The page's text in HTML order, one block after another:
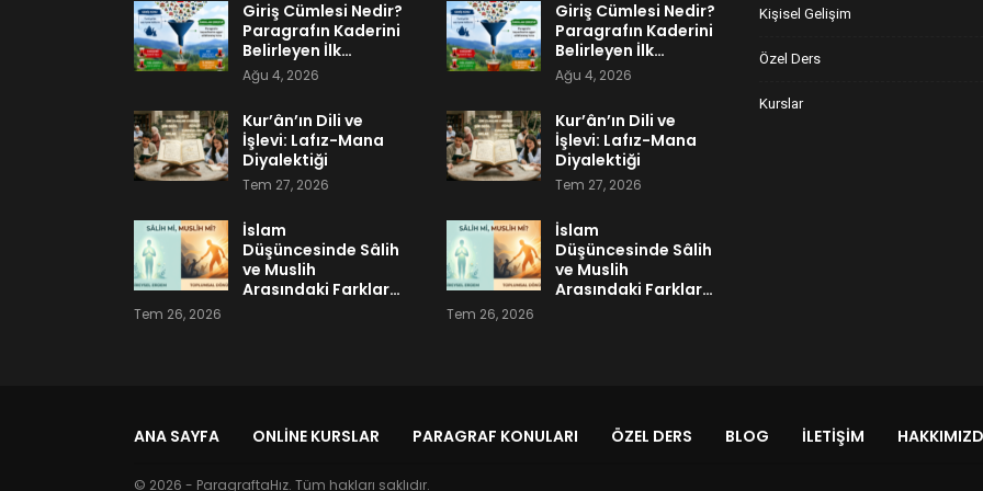
Giriş Cümlesi Nedir?
Paragrafın Kaderini
Belirleyen İlk…
Ağu 4, 2026
Kur’ân’ın Dili ve
İşlevi: Lafız-Mana
Diyalektiği
Tem 27, 2026
İslam
Düşüncesinde Sâlih
ve Muslih
Arasındaki Farklar…
Tem 26, 2026
Giriş Cümlesi Nedir?
Paragrafın Kaderini
Belirleyen İlk…
Ağu 4, 2026
Kur’ân’ın Dili ve
İşlevi: Lafız-Mana
Diyalektiği
Tem 27, 2026
İslam
Düşüncesinde Sâlih
ve Muslih
Arasındaki Farklar…
Tem 26, 2026
Kişisel Gelişim
Özel Ders
Kurslar
ANA SAYFA ONLINE KURSLAR PARAGRAF KONULARI ÖZEL DERS BLOG İLETIŞIM
© 2026 - ParagraftaHız. Tüm hakları saklıdır.